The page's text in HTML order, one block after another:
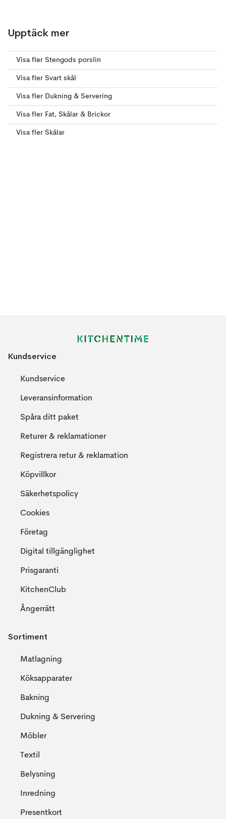
Upptäck mer
Visa fler Stengods porslin
Visa fler Svart skål
Visa fler Dukning & Servering
Visa fler Fat, Skålar & Brickor
Visa fler Skålar
Kundservice
Kundservice
Leveransinformation
Spåra ditt paket
Returer & reklamationer
Registrera retur & reklamation
Köpvillkor
Säkerhetspolicy
Cookies
Företag
Digital tillgänglighet
Prisgaranti
KitchenClub
Ångerrätt
Sortiment
Matlagning
Köksapparater
Bakning
Dukning & Servering
Möbler
Textil
Belysning
Inredning
Presentkort